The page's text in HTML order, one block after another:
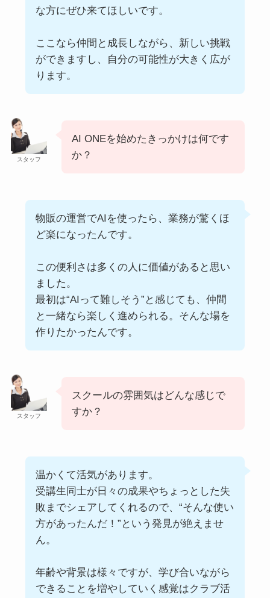
な方にぜひ来てほしいです。
ここなら仲間と成長しながら、新しい挑戦
ができますし、自分の可能性が大きく広が
ります。
スタッフ
AI ONEを始めたきっかけは何です
か？
物販の運営でAIを使ったら、業務が驚くほ
ど楽になったんです。
この便利さは多くの人に価値があると思い
ました。
最初は“AIって難しそう”と感じても、仲間
と一緒なら楽しく進められる。そんな場を
作りたかったんです。
スタッフ
スクールの雰囲気はどんな感じで
すか？
温かくて活気があります。
受講生同士が日々の成果やちょっとした失
敗までシェアしてくれるので、“そんな使い
方があったんだ！”という発見が絶えませ
ん。
年齢や背景は様々ですが、学び合いながら
できることを増やしていく感覚はクラブ活